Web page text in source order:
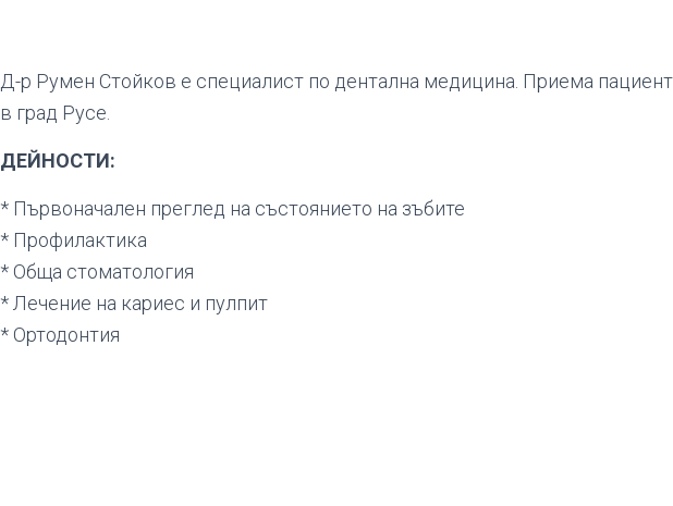
Д-р Румен Стойков е специалист по дентална медицина. Приема
в град Русе.
ДЕЙНОСТИ:
* Първоначален преглед на състоянието на зъбите
* Профилактика
* Обща стоматология
* Лечение на кариес и пулпит
* Ортодонтия